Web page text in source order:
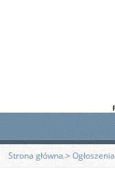
Strona główna> Ogłoszenia